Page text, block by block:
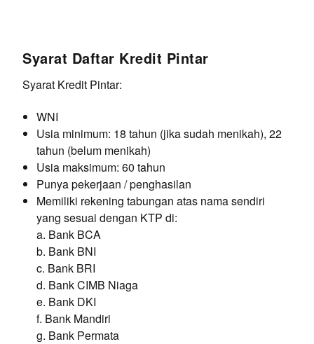
Syarat Daftar Kredit Pintar
Syarat Kredit Pintar:
WNI
Usia minimum: 18 tahun (jika sudah menikah), 22
tahun (belum menikah)
Usia maksimum: 60 tahun
Punya pekerjaan / penghasilan
Memiliki rekening tabungan atas nama sendiri
yang sesuai dengan KTP di:
a. Bank BCA
b. Bank BNI
c. Bank BRI
d. Bank CIMB Niaga
e. Bank DKI
f. Bank Mandiri
g. Bank Permata